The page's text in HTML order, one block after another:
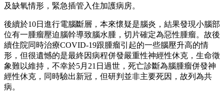
及缺氧情形，緊急插管入住加護病房。
後續於10日進行電腦斷層，本來懷疑是腦炎，結果發現小腦部
位有一腫瘤壓迫腦幹導致腦水腫，切片確定為惡性腫瘤。故後
續住院同時治療COVID-19跟腫瘤引起的一些腦壓升高的情
形，但很遺憾的是最終因病程併發嚴重性神經性休克，生命徵
象難以維持，不幸於5月21日過世，死亡診斷為腦腫瘤併發神
經性休克，同時驗出新冠，但研判並非主要死因，故列為共
病。